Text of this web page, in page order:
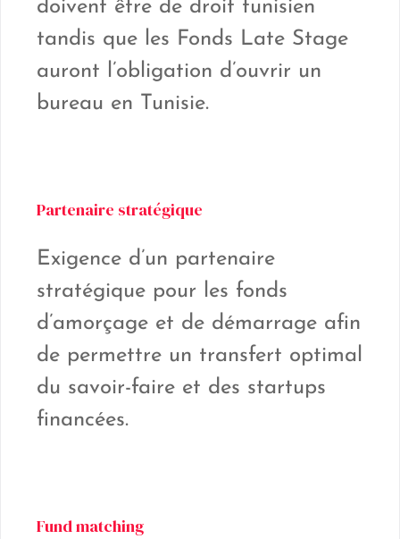
doivent être de droit tunisien
tandis que les Fonds Late Stage
auront l’obligation d’ouvrir un
bureau en Tunisie.
Partenaire stratégique
Exigence d’un partenaire
stratégique pour les fonds
d’amorçage et de démarrage afin
de permettre un transfert optimal
du savoir-faire et des startups
financées.
Fund matching